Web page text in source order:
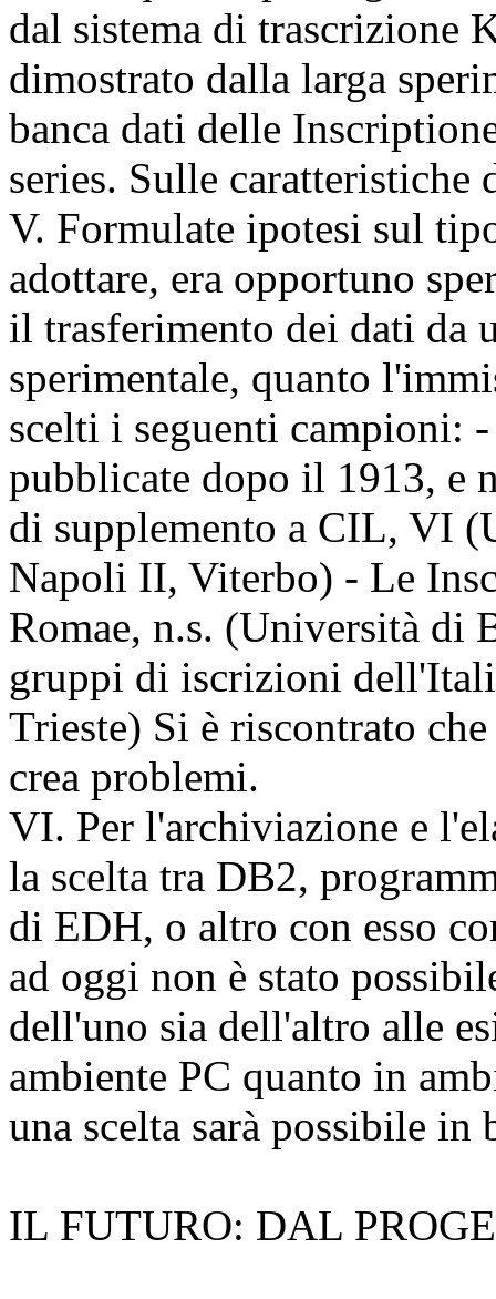
dal sistema di trascrizione
dimostrato dalla larga
banca dati delle
series. Sulle
V. Formulate ipotesi sul
adottare, era opportuno
il trasferimento dei dati da
sperimentale, quanto
scelti i seguenti campioni:
pubblicate dopo il 1913, e
di supplemento a CIL, VI
Napoli II, Viterbo) - Le
Romae, n.s. (Università di
gruppi di iscrizioni
Trieste) Si è riscontrato
crea problemi.
VI. Per l'archiviazione e
la scelta tra DB2,
di EDH, o altro con esso
ad oggi non è stato
dell'uno sia dell'altro alle
ambiente PC quanto in
una scelta sarà possibile in
IL FUTURO: DAL